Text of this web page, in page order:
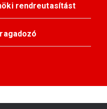
rendreutasítást